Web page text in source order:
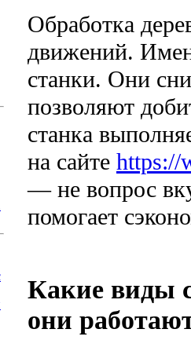
Обработка
движений.
станки. Они
позволяют
станка
на сайте https://
— не вопрос
помогает
Какие виды
они